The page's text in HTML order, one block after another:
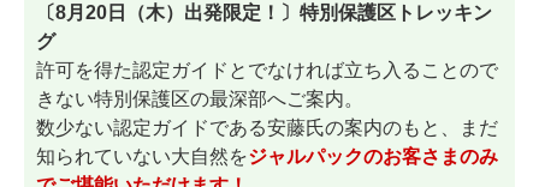
〔8月20日（木）出発限定！〕特別保護区トレッキン
グ
許可を得た認定ガイドとでなければ立ち入ることので
きない特別保護区の最深部へご案内。
数少ない認定ガイドである安藤氏の案内のもと、まだ
知られていない大自然をジャルパックのお客さまのみ